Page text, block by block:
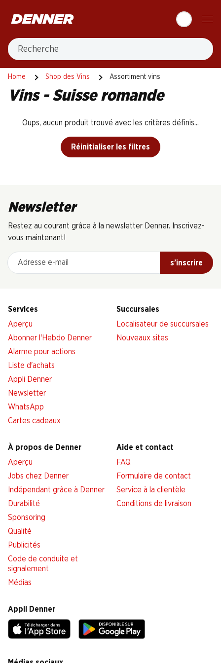
Recherche
Home Shop des Vins Assortiment vins
Vins - Suisse romande
Oups, aucun produit trouvé avec les critères définis...
Réinitialiser les filtres
Newsletter
Restez au courant grâce à la newsletter Denner. Inscrivez-
vous maintenant!
Adresse e-mail
s’inscrire
Services
Aperçu
Abonner l'Hebdo Denner
Alarme pour actions
Liste d'achats
Appli Denner
Newsletter
WhatsApp
Cartes cadeaux
Succursales
Localisateur de succursales
Nouveaux sites
À propos de Denner
Aperçu
Jobs chez Denner
Indépendant grâce à Denner
Durabilité
Sponsoring
Qualité
Publicités
Code de conduite et
signalement
Médias
Aide et contact
FAQ
Formulaire de contact
Service à la clientèle
Conditions de livraison
Appli Denner